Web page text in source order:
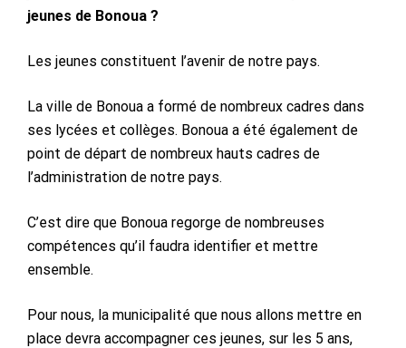
jeunes de Bonoua ?
Les jeunes constituent l’avenir de notre pays.
La ville de Bonoua a formé de nombreux cadres dans
ses lycées et collèges. Bonoua a été également de
point de départ de nombreux hauts cadres de
l’administration de notre pays.
C’est dire que Bonoua regorge de nombreuses
compétences qu’il faudra identifier et mettre
ensemble.
Pour nous, la municipalité que nous allons mettre en
place devra accompagner ces jeunes, sur les 5 ans,